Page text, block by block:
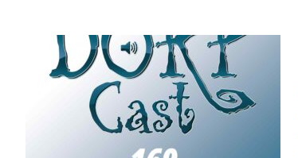
DORPCast 169: Von
Spielern und Sammlern